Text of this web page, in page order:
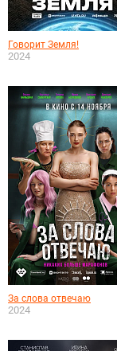
Говорит Земля!
2024
За слова отвечаю
2024